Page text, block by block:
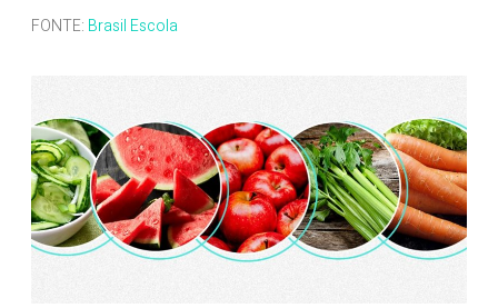
FONTE: Brasil Escola